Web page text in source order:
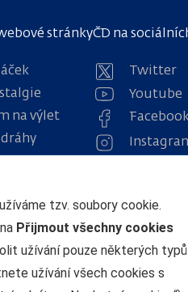
stránky
na výlet
dráhy
ČD na
Twitter
Youtube
tzv. soubory cookie.
Přijmout všechny cookies
užívání pouze některých typů
užívání všech cookies s